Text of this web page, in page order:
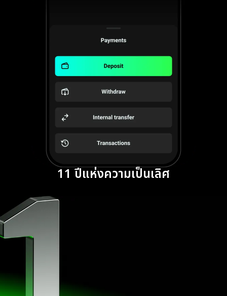
11 ปีแห่งความเป็นเลิศ